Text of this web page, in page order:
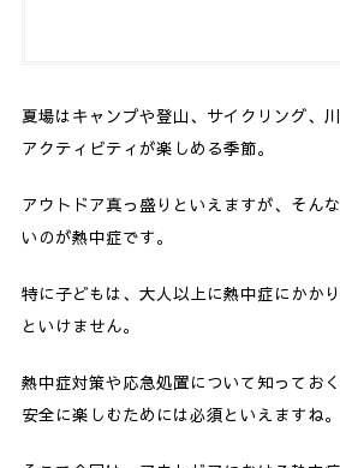
夏場はキャンプや登山、サイクリング、
アクティビティが楽しめる季節。
アウトドア真っ盛りといえますが、そん
いのが熱中症です。
特に子どもは、大人以上に熱中症にかか
といけません。
熱中症対策や応急処置について知ってお
安全に楽しむためには必須といえますね。